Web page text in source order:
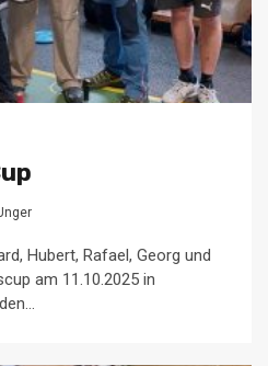
Hubert, Rafael, Georg und
am 11.10.2025 in